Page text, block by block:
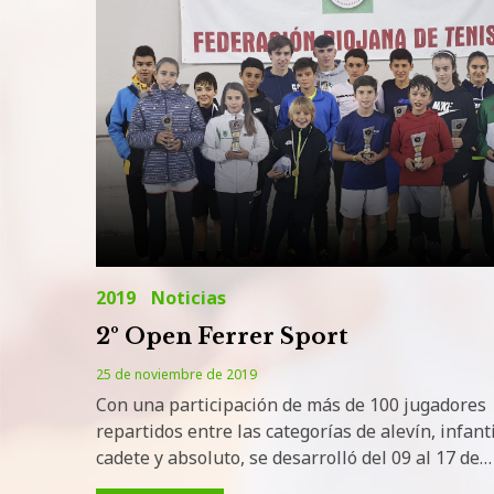
Infantil
2019 Noticias
2º Open Ferrer Sport
25 de noviembre de 2019
Con una participación de más de 100 jugadores
repartidos entre las categorías de alevín,
cadete y absoluto, se desarrolló del 09 al 17 de…